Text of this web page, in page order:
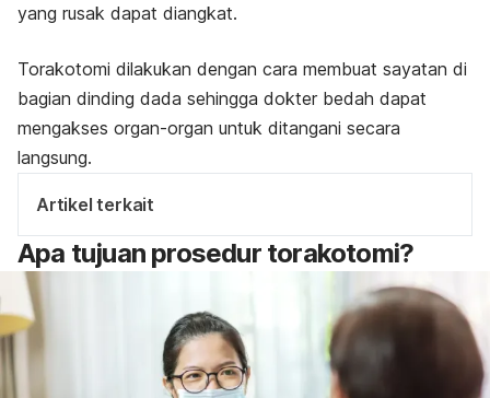
yang rusak dapat diangkat.
Torakotomi dilakukan dengan cara membuat sayatan di
bagian dinding dada sehingga dokter bedah dapat
mengakses organ-organ untuk ditangani secara
langsung.
Artikel terkait
Apa tujuan prosedur torakotomi?